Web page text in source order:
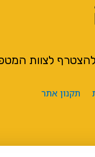
להצטרף לצוות
תקנון אתר